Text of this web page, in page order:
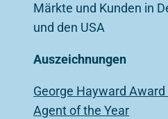
Märkte und Kunden in
und den USA
Auszeichnungen
George Hayward
Agent of the Year